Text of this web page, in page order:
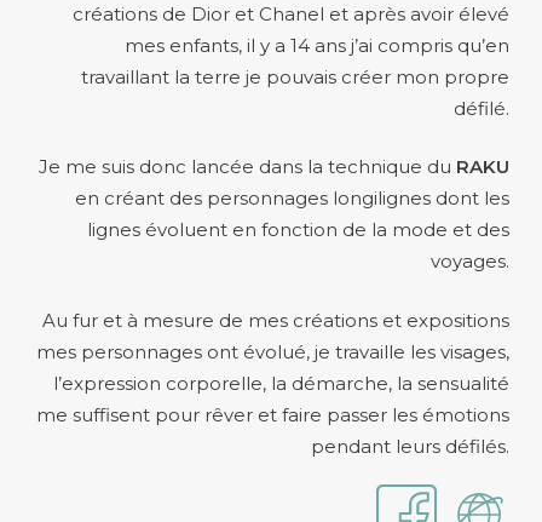
créations de Dior et Chanel et après avoir élevé
mes enfants, il y a 14 ans j’ai compris qu’en
travaillant la terre je pouvais créer mon propre
défilé.
Je me suis donc lancée dans la technique du RAKU
en créant des personnages longilignes dont les
lignes évoluent en fonction de la mode et des
voyages.
Au fur et à mesure de mes créations et expositions
mes personnages ont évolué, je travaille les visages,
l’expression corporelle, la démarche, la sensualité
me suffisent pour rêver et faire passer les émotions
pendant leurs défilés.